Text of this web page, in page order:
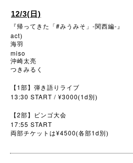
12/3(日)
『帰ってきた「 #みうみそ」 -関西編-』
act)
海羽
miso
沖崎太亮
つきみるく
【 1 部】弾き語りライブ
13:30 START / ¥3000(1d 別)
【 2部】ビンゴ大会
17:55 START
両部チケットは¥4500(各部1d 別)